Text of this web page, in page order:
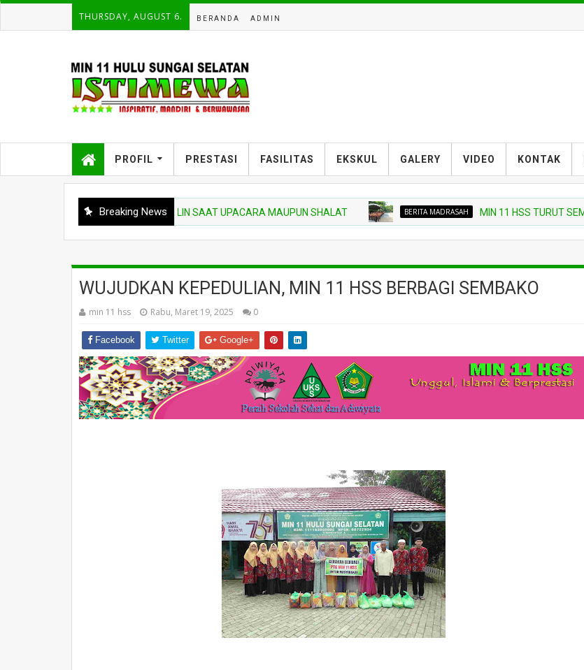
THURSDAY, AUGUST 6. BERANDA ADMIN
PROFIL PRESTASI FASILITAS EKSKUL GALERY VIDEO KONTAK
Breaking News
NIAT BELAJAR DAN DISIPLIN SAAT UPACARA MAUPUN SHALAT BERITA MADRASAH MIN 11 HSS TURUT
WUJUDKAN KEPEDULIAN, MIN 11 HSS BERBAGI SEMBAKO
min 11 hss Rabu, Maret 19, 2025 0
Facebook Twitter Google+